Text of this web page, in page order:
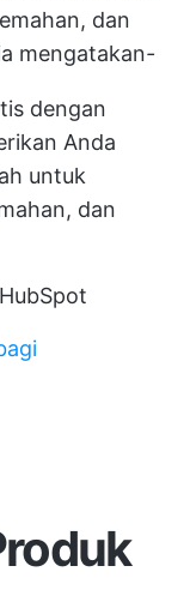
dan
mengatakan-
dengan
Anda
untuk
dan